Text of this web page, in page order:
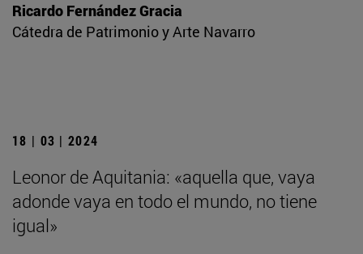
Ricardo Fernández Gracia
Cátedra de Patrimonio y Arte Navarro
18 | 03 | 2024
Leonor de Aquitania: «aquella que, vaya
adonde vaya en todo el mundo, no tiene
igual»